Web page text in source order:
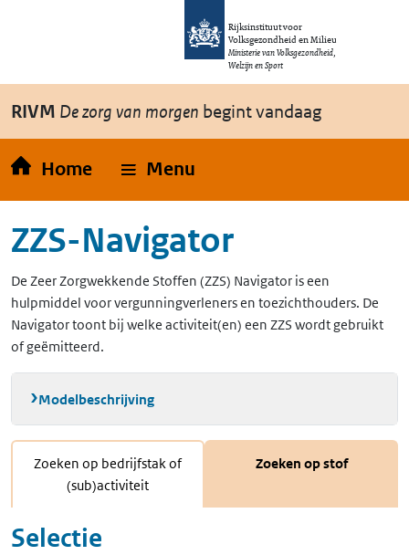
Overslaan en naar de inhoud gaan
Rijksinstituut voor
Volksgezondheid en Milieu
Ministerie van Volksgezondheid,
Welzijn en Sport
RIVM De zorg van morgen begint vandaag
Home Menu
ZZS-Navigator
De Zeer Zorgwekkende Stoffen (ZZS) Navigator is een
hulpmiddel voor vergunningverleners en toezichthouders. De
Navigator toont bij welke activiteit(en) een ZZS wordt gebruikt
of geëmitteerd.
Modelbeschrijving
Zoeken op bedrijfstak of
(sub)activiteit
Zoeken op stof
Selectie